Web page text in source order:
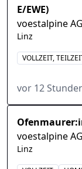
E/EWE)
voestalpine AG
Linz
VOLLZEIT,
vor 12
voestalpine AG
Linz